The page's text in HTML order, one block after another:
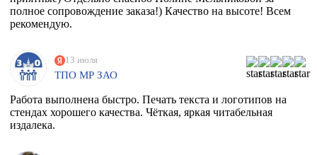
полное сопровождение заказа!) Качество на высоте! Всем
рекомендую.
13 июля
ТПО МР ЗАО
Работа выполнена быстро. Печать текста и логотипов на
стендах хорошего качества. Чёткая, яркая читабельная
издалека.